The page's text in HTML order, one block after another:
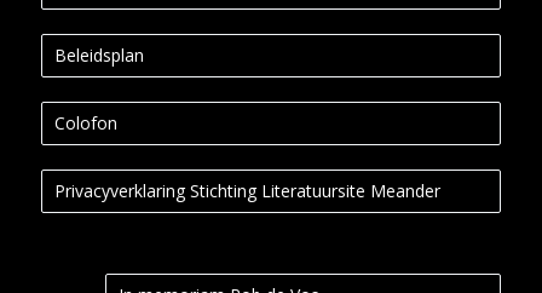
Beleidsplan
Colofon
Privacyverklaring Stichting Literatuursite Meander